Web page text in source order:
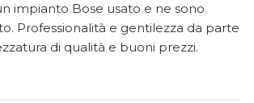
impianto Bose usato e ne sono
Professionalità e gentilezza da parte
di qualità e buoni prezzi.